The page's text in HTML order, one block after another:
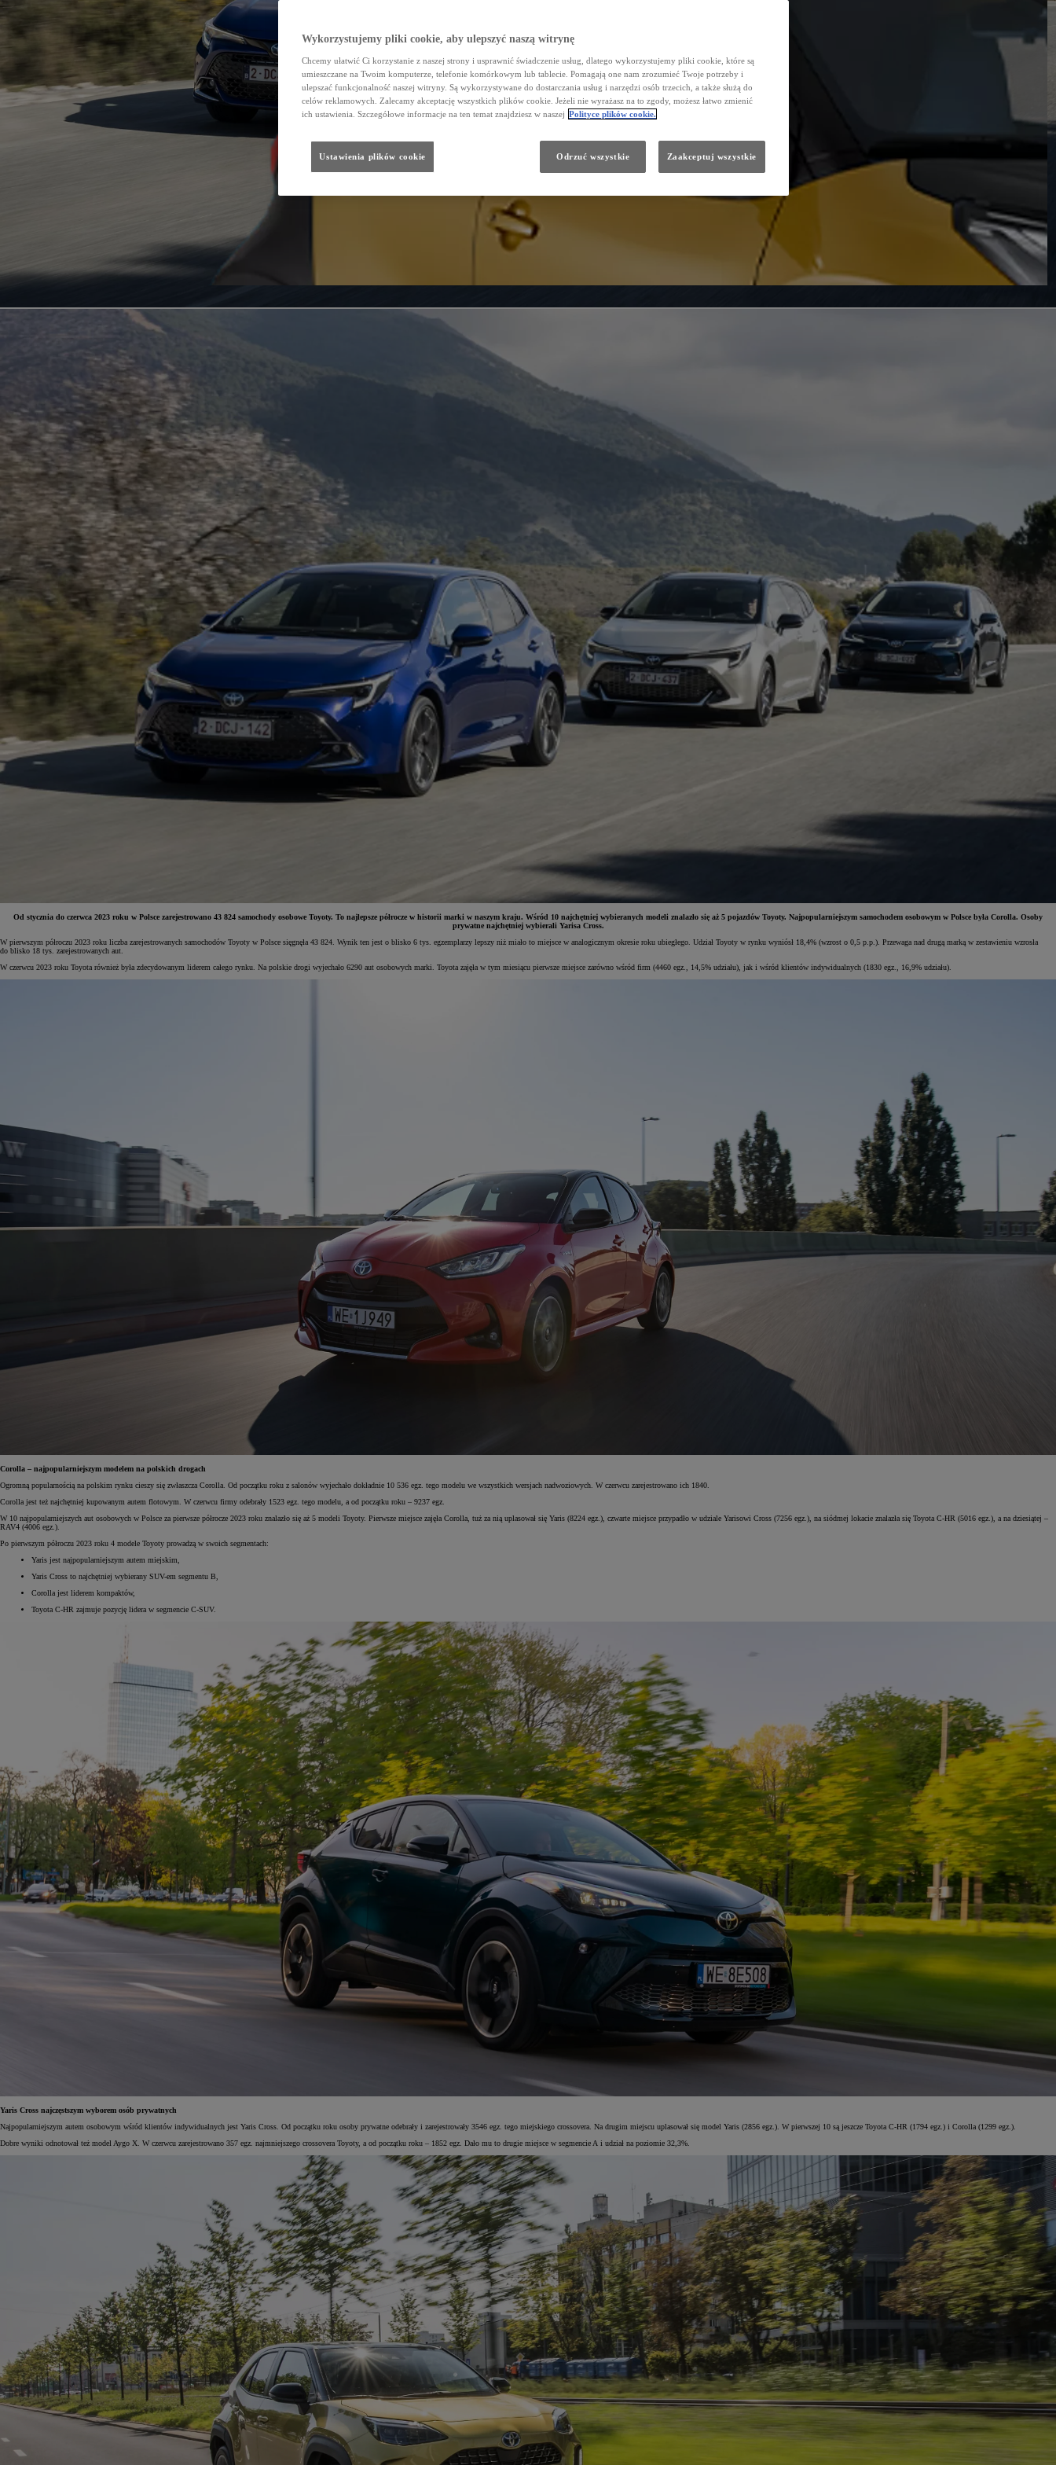
Od81 900 zł
Yaris Cross
HYBRID
Od stycznia do czerwca 2023 roku w Polsce zarejestrowano 43 824 samochody osobowe Toyoty. To najlepsze półrocze w historii marki w naszym kraju. Wśród 10 najchętniej wybieranych modeli znalazło się aż 5 pojazdów Toyoty. Najpopularniejszym samochodem osobowym w Polsce była Corolla. Osoby
prywatne najchętniej wybierali Yarisa Cross.
W pierwszym półroczu 2023 roku liczba zarejestrowanych samochodów Toyoty w Polsce sięgnęła 43 824. Wynik ten jest o blisko 6 tys. egzemplarzy lepszy niż miało to miejsce w analogicznym okresie roku ubiegłego. Udział Toyoty w rynku wyniósł 18,4% (wzrost o 0,5 p.p.). Przewaga nad drugą marką w zestawieniu wzrosła
do blisko 18 tys. zarejestrowanych aut.
W czerwcu 2023 roku Toyota również była zdecydowanym liderem całego rynku. Na polskie drogi wyjechało 6290 aut osobowych marki. Toyota zajęła w tym miesiącu pierwsze miejsce zarówno wśród firm (4460 egz., 14,5% udziału), jak i wśród klientów indywidualnych (1830 egz., 16,9% udziału).
Corolla – najpopularniejszym modelem na polskich drogach
Ogromną popularnością na polskim rynku cieszy się zwłaszcza Corolla. Od początku roku z salonów wyjechało dokładnie 10 536 egz. tego modelu we wszystkich wersjach nadwoziowych. W czerwcu zarejestrowano ich 1840.
Corolla jest też najchętniej kupowanym autem flotowym. W czerwcu firmy odebrały 1523 egz. tego modelu, a od początku roku – 9237 egz.
W 10 najpopularniejszych aut osobowych w Polsce za pierwsze półrocze 2023 roku znalazło się aż 5 modeli Toyoty. Pierwsze miejsce zajęła Corolla, tuż za nią uplasował się Yaris (8224 egz.), czwarte miejsce przypadło w udziale Yarisowi Cross (7256 egz.), na siódmej lokacie znalazła się Toyota C-HR (5016 egz.), a na dziesiątej –
RAV4 (4006 egz.).
Po pierwszym półroczu 2023 roku 4 modele Toyoty prowadzą w swoich segmentach:
Yaris jest najpopularniejszym autem miejskim,
Yaris Cross to najchętniej wybierany SUV-em segmentu B,
Corolla jest liderem kompaktów,
Toyota C-HR zajmuje pozycję lidera w segmencie C-SUV.
Yaris Cross najczęstszym wyborem osób prywatnych
Najpopularniejszym autem osobowym wśród klientów indywidualnych jest Yaris Cross. Od początku roku osoby prywatne odebrały i zarejestrowały 3546 egz. tego miejskiego crossovera. Na drugim miejscu uplasował się model Yaris (2856 egz.). W pierwszej 10 są jeszcze Toyota C-HR (1794 egz.) i Corolla (1299 egz.).
Dobre wyniki odnotował też model Aygo X. W czerwcu zarejestrowano 357 egz. najmniejszego crossovera Toyoty, a od początku roku – 1852 egz. Dało mu to drugie miejsce w segmencie A i udział na poziomie 32,3%.
Wykorzystujemy pliki cookie, aby ulepszyć naszą witrynę
Chcemy ułatwić Ci korzystanie z naszej strony i usprawnić świadczenie usług, dlatego wykorzystujemy pliki cookie, które są
umieszczane na Twoim komputerze, telefonie komórkowym lub tablecie. Pomagają one nam zrozumieć Twoje potrzeby i
ulepszać funkcjonalność naszej witryny. Są wykorzystywane do dostarczania usług i narzędzi osób trzecich, a także służą do
celów reklamowych. Zalecamy akceptację wszystkich plików cookie. Jeżeli nie wyrażasz na to zgody, możesz łatwo zmienić
ich ustawienia. Szczegółowe informacje na ten temat znajdziesz w naszej Polityce plików cookie.
Ustawienia plików cookie Odrzuć wszystkie Zaakceptuj wszystkie